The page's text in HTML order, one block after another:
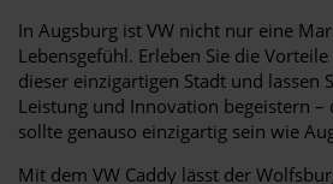
In Augsburg ist VW nicht nur eine
Lebensgefühl. Erleben Sie die
dieser einzigartigen Stadt und lassen
Leistung und Innovation begeistern –
sollte genauso einzigartig sein wie
Mit dem VW Caddy lässt der